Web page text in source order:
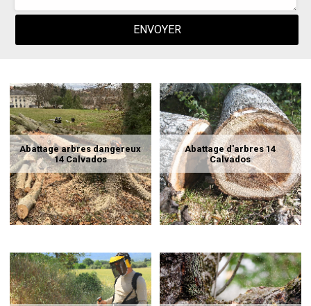
Abattage arbres dangereux
14 Calvados
Abattage d'arbres 14
Calvados